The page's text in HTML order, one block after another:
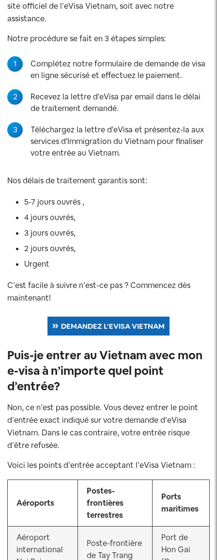
site officiel de l’eVisa Vietnam, soit avec notre
assistance.
Notre procédure se fait en 3 étapes simples:
1
Complétez notre formulaire de demande de visa
en ligne sécurisé et effectuez le paiement.
2
Recevez la lettre d'eVisa par email dans le délai
de traitement demandé.
3
Téléchargez la lettre d'eVisa et présentez-la aux
services d'Immigration du Vietnam pour finaliser
votre entrée au Vietnam.
Nos délais de traitement garantis sont:
5-7 jours ouvrés ,
4 jours ouvrés,
3 jours ouvrés,
2 jours ouvrés,
Urgent
C’est facile à suivre n’est-ce pas ? Commencez dès
maintenant!
DEMANDEZ L'EVISA VIETNAM
Puis-je entrer au Vietnam avec mon
e-visa à n’importe quel point
d’entrée?
Non, ce n’est pas possible. Vous devez entrer le point
d’entrée exact indiqué sur votre demande d’eVisa
Vietnam. Dans le cas contraire, votre entrée risque
d’être refusée.
Voici les points d’entrée acceptant l’eVisa Vietnam :
Aéroports
Postes-
frontières
terrestres
Ports
maritimes
Aéroport
international
Poste-frontière
de Tay Trang
Port de
Hon Gai